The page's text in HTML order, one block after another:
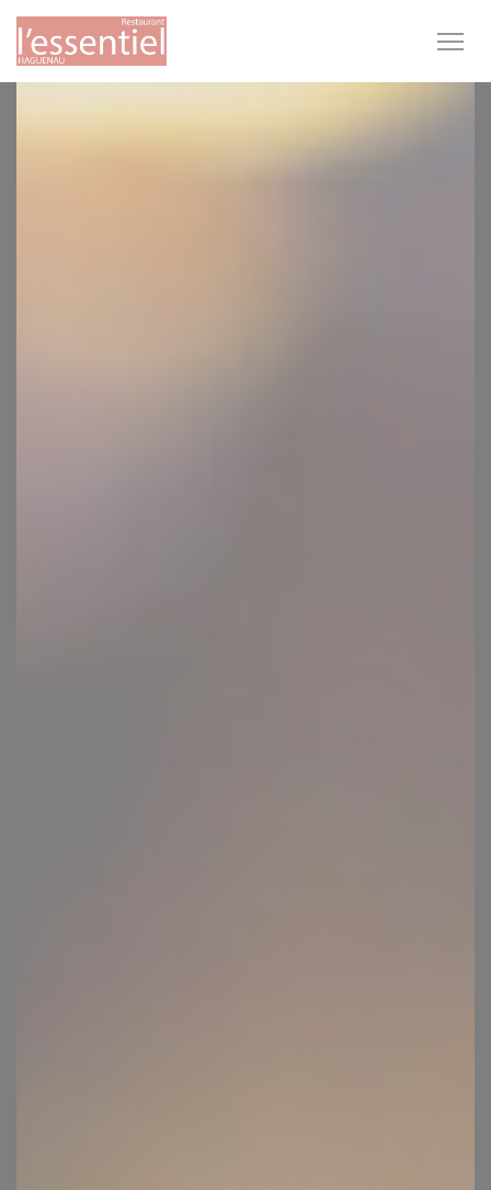
Personalización de sus opciones de cookies